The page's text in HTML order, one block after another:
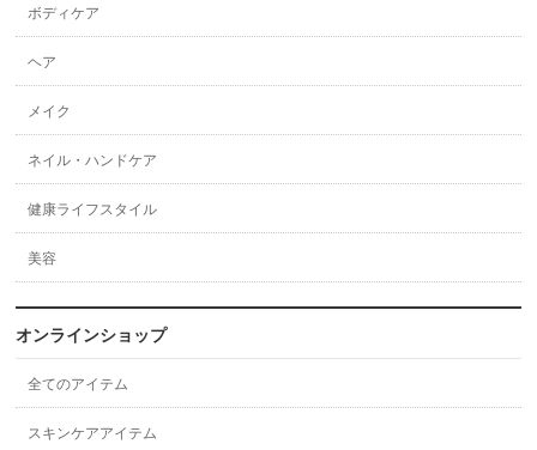
ボディケア
ヘア
メイク
ネイル・ハンドケア
健康ライフスタイル
美容
オンラインショップ
全てのアイテム
スキンケアアイテム